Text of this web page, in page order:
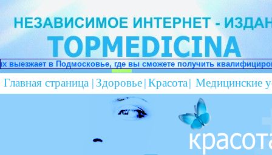
где вы сможете получить квалифицированную медицинскую
Главная страница | Здоровье|Красота| Медицинские